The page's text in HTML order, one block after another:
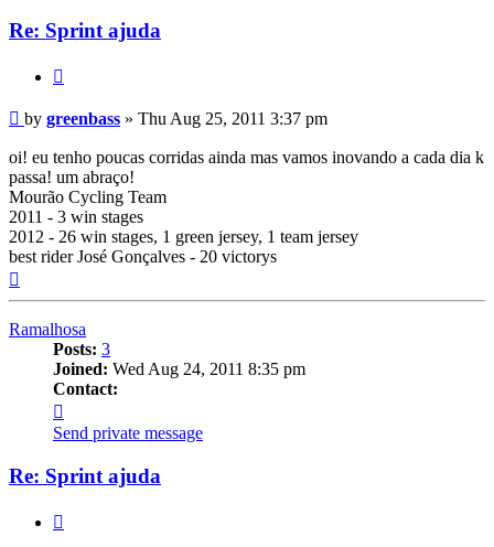
Re: Sprint ajuda
Post
by greenbass » Thu Aug 25, 2011 3:37 pm
oi! eu tenho poucas corridas ainda mas vamos inovando a cada dia k
passa! um abraço!
Mourão Cycling Team
2011 - 3 win stages
2012 - 26 win stages, 1 green jersey, 1 team jersey
best rider José Gonçalves - 20 victorys
Ramalhosa
Posts: 3
Joined: Wed Aug 24, 2011 8:35 pm
Contact:
Ramalhosa
Send private message
Re: Sprint ajuda